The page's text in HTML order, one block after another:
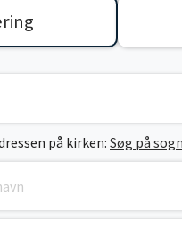
på kirken: Søg på